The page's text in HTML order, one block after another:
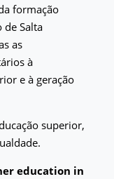
formação
Salta
as
à
e à geração
superior,
education in